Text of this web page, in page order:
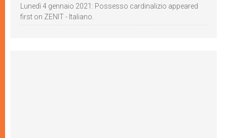
Lunedì 4 gennaio 2021: Possesso cardinalizio appeared
first on ZENIT - Italiano.